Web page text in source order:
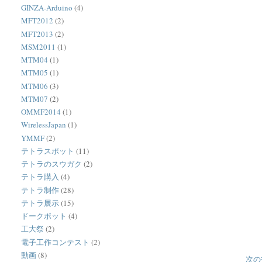
次
GINZA-Arduino (4)
MFT2012 (2)
MFT2013 (2)
MSM2011 (1)
MTM04 (1)
MTM05 (1)
MTM06 (3)
MTM07 (2)
OMMF2014 (1)
WirelessJapan (1)
YMMF(2)
テトラスポット (11)
テトラのスウガク (2)
テトラ購入 (4)
テトラ制作(28)
テトラ展示(15)
ドークボット (4)
工大祭 (2)
電子工作コンテスト (2)
動画(8)